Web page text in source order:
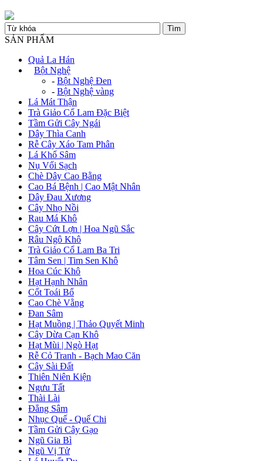
SẢN PHẨM
Quả La Hán
Bột Nghệ
- Bột Nghệ Đen
- Bột Nghệ vàng
Lá Mát Thận
Trà Giảo Cổ Lam Đặc Biệt
Tầm Gửi Cây Ngái
Dây Thìa Canh
Rễ Cây Xáo Tam Phân
Lá Khổ Sâm
Nụ Vối Sạch
Chè Dây Cao Bằng
Cao Bá Bệnh | Cao Mật Nhân
Dây Đau Xương
Cây Nhọ Nồi
Rau Má Khô
Cây Cứt Lợn | Hoa Ngũ Sắc
Râu Ngô Khô
Trà Giảo Cổ Lam Ba Tri
Tâm Sen | Tim Sen Khô
Hoa Cúc Khô
Hạt Hạnh Nhân
Cốt Toái Bổ
Cao Chè Vằng
Đan Sâm
Hạt Muồng | Thảo Quyết Minh
Cây Dừa Cạn Khô
Hạt Mùi | Ngò Hạt
Rễ Cỏ Tranh - Bạch Mao Căn
Cây Sài Đất
Thiên Niên Kiện
Ngưu Tất
Thài Lài
Đẳng Sâm
Nhục Quế - Quế Chi
Tầm Gửi Cây Gạo
Ngũ Gia Bì
Ngũ Vị Tử